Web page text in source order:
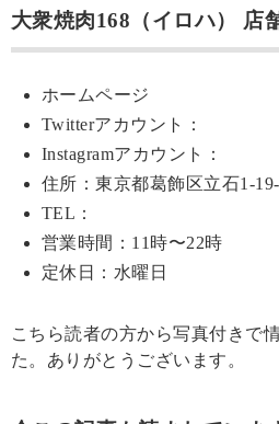
大衆焼肉168（イロハ） 店
ホームページ
Twitterアカウント：
Instagramアカウント：
住所：東京都葛飾区立石1-
TEL：
営業時間：11時〜22時
定休日：水曜日
こちら読者の方から写真付きで
た。ありがとうございます。